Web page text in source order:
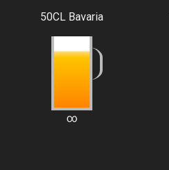
50CL Bavaria
∞